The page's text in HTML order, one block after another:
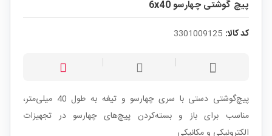
پیچ گوشتی چهارسو 6x40
کد کالا: 3301009125
پیچ‌گوشتی دستی با سری چهارسو و تیغه به طول 40 میلی‌متر،
مناسب برای باز و بسته‌کردن پیچ‌های چهارسو در تجهیزات
الکترونیکی و مکانیکی